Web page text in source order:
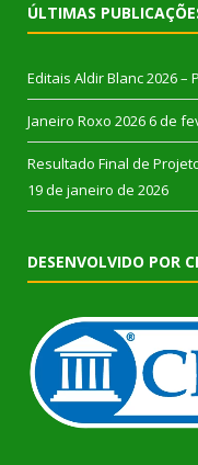
ÚLTIMAS
Editais Aldir Blanc 2026 –
Janeiro Roxo 2026 6 de
Resultado Final de
19 de janeiro de 2026
DESENVOLVIDO POR